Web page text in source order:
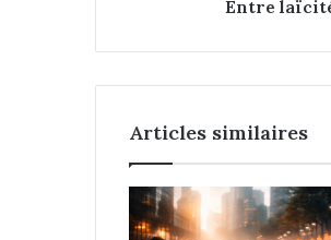
é
s
l
a
m
Entre
Articles similaires